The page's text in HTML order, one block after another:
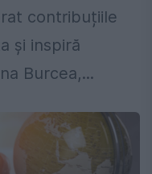
contribuțiile
și inspiră
Burcea,...